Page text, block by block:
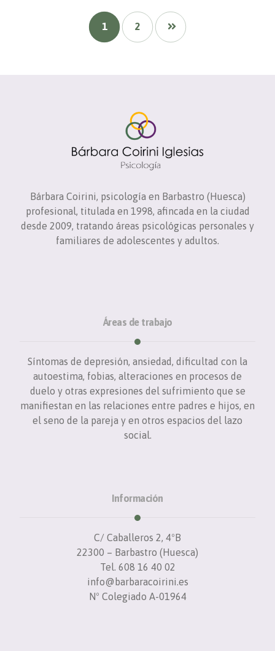
1 2
Bárbara Coirini, psicología en Barbastro (Huesca)
profesional, titulada en 1998, afincada en la ciudad
desde 2009, tratando áreas psicológicas personales y
familiares de adolescentes y adultos.
Áreas de trabajo
Síntomas de depresión, ansiedad, dificultad con la
autoestima, fobias, alteraciones en procesos de
duelo y otras expresiones del sufrimiento que se
manifiestan en las relaciones entre padres e hijos, en
el seno de la pareja y en otros espacios del lazo
social.
Información
C/ Caballeros 2, 4ºB
22300 – Barbastro (Huesca)
Tel. 608 16 40 02
info@barbaracoirini.es
Nº Colegiado A-01964